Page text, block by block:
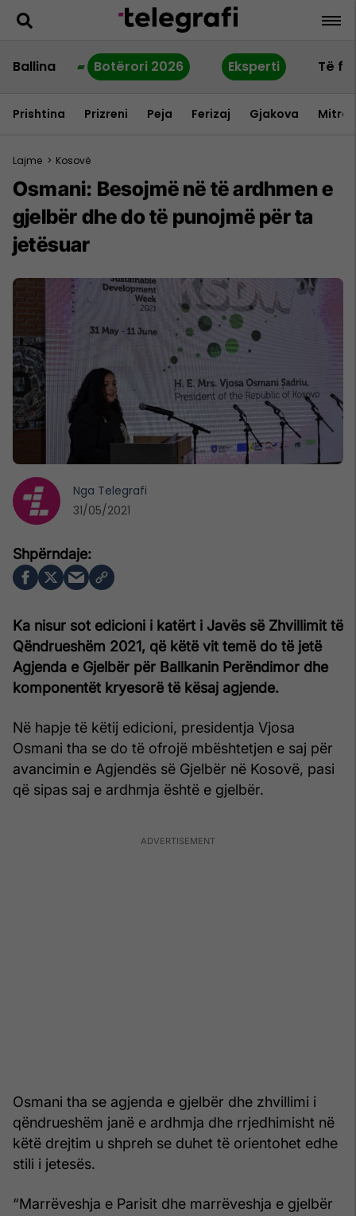
Ballina Botërori 2026 Eksperti Të
Prishtina Prizreni Peja Ferizaj Gjakova
Lajme > Kosovë
Osmani: Besojmë në të ardhmen e
gjelbër dhe do të punojmë për ta
jetësuar
Ka nisur sot edicioni i katërt i Javës së Zhvillimit të
Qëndrueshëm 2021, që këtë vit temë do të jetë
Agjenda e Gjelbër për Ballkanin Perëndimor dhe
komponentët kryesorë të kësaj agjende.
Në hapje të këtij edicioni, presidentja Vjosa
Osmani tha se do të ofrojë mbështetjen e saj për
avancimin e Agjendës së Gjelbër në Kosovë, pasi
që sipas saj e ardhmja është e gjelbër.
Osmani tha se agjenda e gjelbër dhe zhvillimi i
qëndrueshëm janë e ardhmja dhe rrjedhimisht në
këtë drejtim u shpreh se duhet të orientohet edhe
stili i jetesës.
“Marrëveshja e Parisit dhe marrëveshja e gjelbër
Nga Telegrafi
31/05/2021